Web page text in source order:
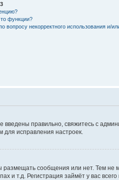
функции?
вопросу некорректного использования и/
правильно, свяжитесь с
исправления настроек.
сообщения или нет. Тем
т.д. Регистрация займёт у вас